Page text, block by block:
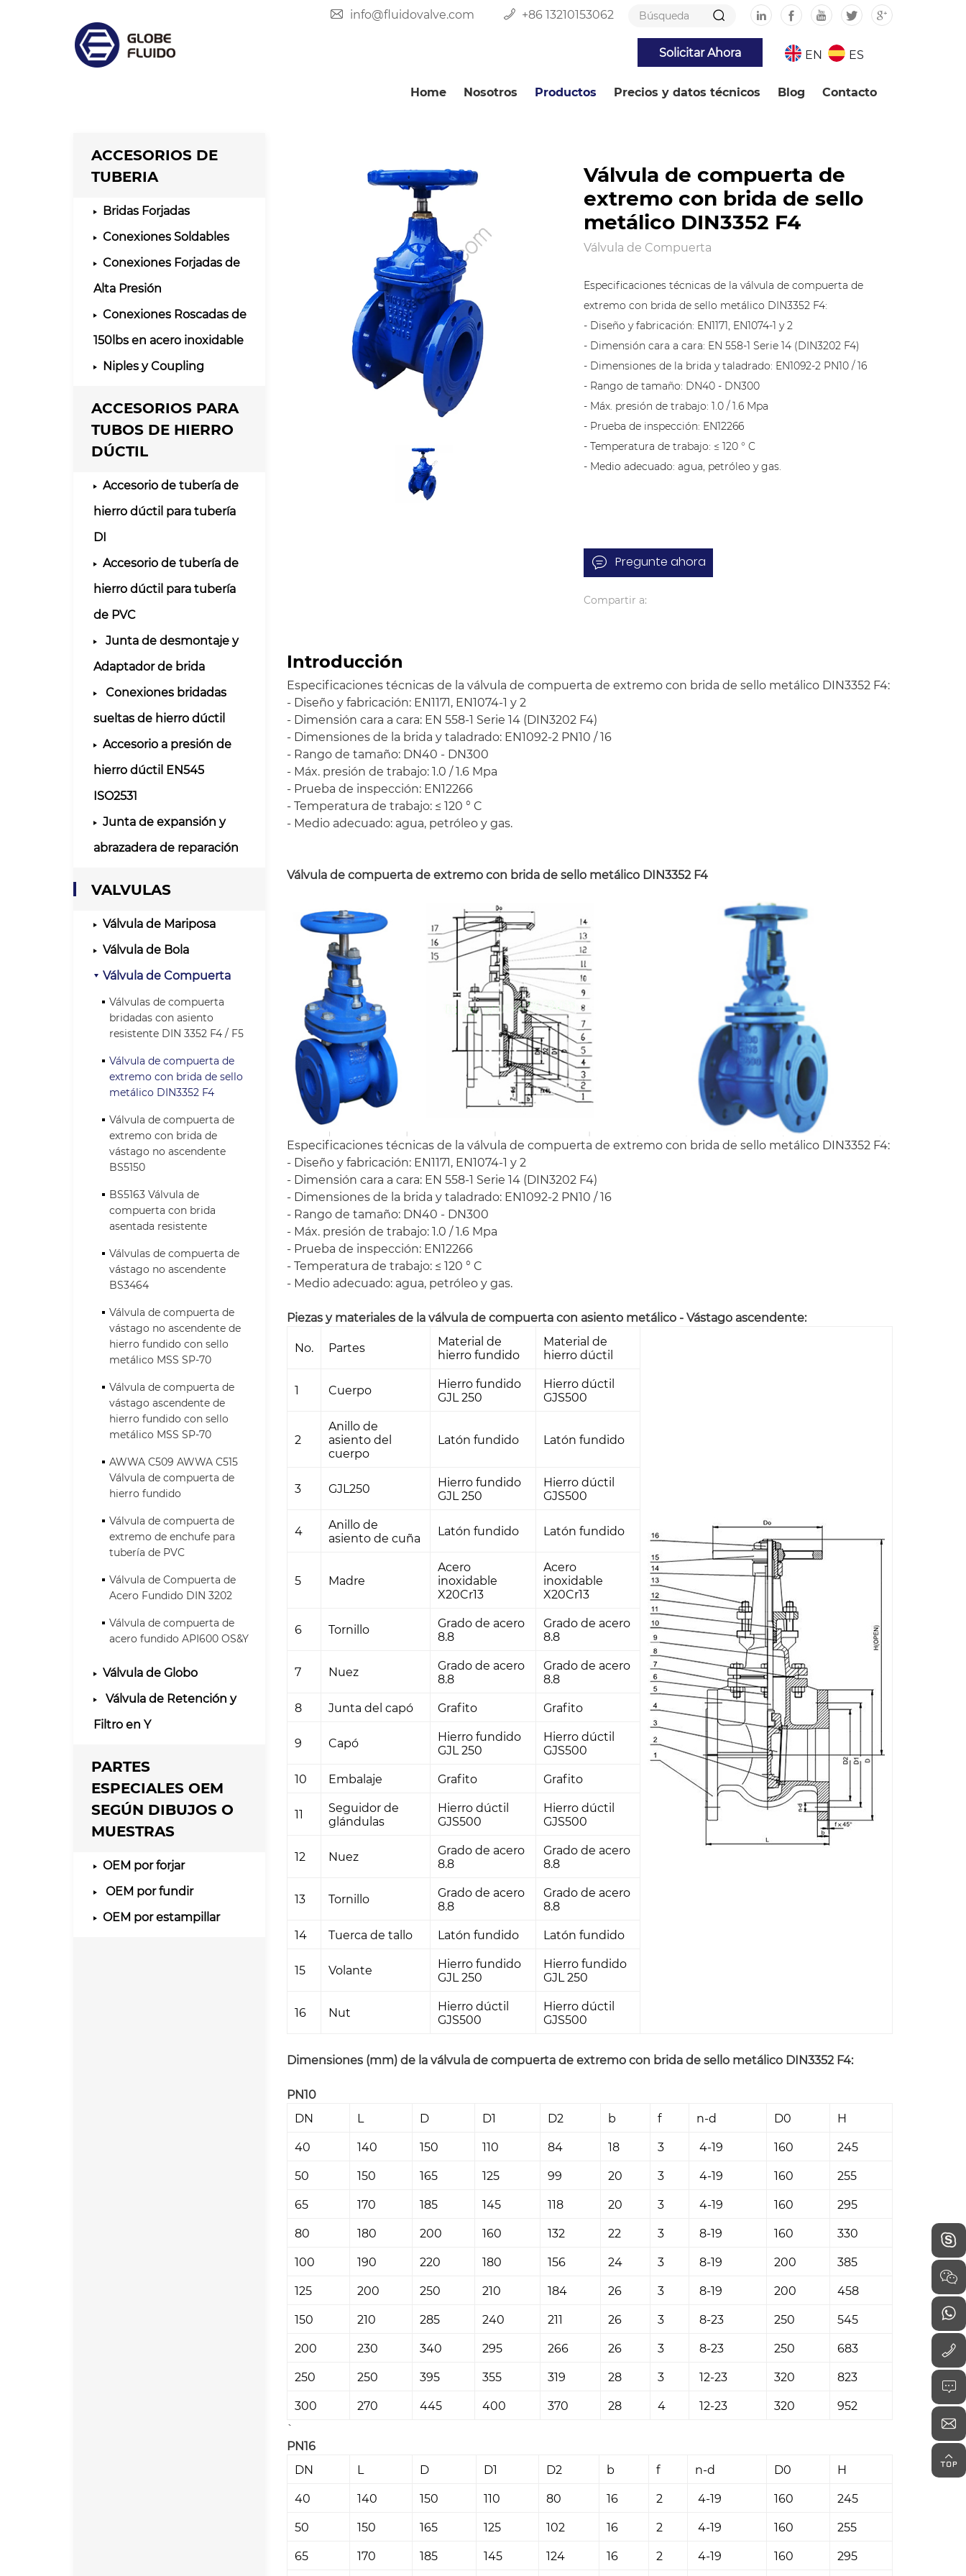
info@fluidovalve.com +86 13210153062
EN ES
Solicitar Ahora
Home Nosotros Productos Precios y datos técnicos Blog Contacto
ACCESORIOS DE
TUBERIA
Bridas Forjadas
Conexiones Soldables
Conexiones Forjadas de
Alta Presión
Conexiones Roscadas de
150lbs en acero inoxidable
Niples y Coupling
ACCESORIOS PARA
TUBOS DE HIERRO
DÚCTIL
Accesorio de tubería de
hierro dúctil para tubería
DI
Accesorio de tubería de
hierro dúctil para tubería
de PVC
Junta de desmontaje y
Adaptador de brida
Conexiones bridadas
sueltas de hierro dúctil
Accesorio a presión de
hierro dúctil EN545
ISO2531
Junta de expansión y
abrazadera de reparación
VALVULAS
Válvula de Mariposa
Válvula de Bola
Válvula de Compuerta
Válvulas de compuerta
bridadas con asiento
resistente DIN 3352 F4 / F5
Válvula de compuerta de
extremo con brida de sello
metálico DIN3352 F4
Válvula de compuerta de
extremo con brida de
vástago no ascendente
BS5150
BS5163 Válvula de
compuerta con brida
asentada resistente
Válvulas de compuerta de
vástago no ascendente
BS3464
Válvula de compuerta de
vástago no ascendente de
hierro fundido con sello
metálico MSS SP-70
Válvula de compuerta de
vástago ascendente de
hierro fundido con sello
metálico MSS SP-70
AWWA C509 AWWA C515
Válvula de compuerta de
hierro fundido
Válvula de compuerta de
extremo de enchufe para
tubería de PVC
Válvula de Compuerta de
Acero Fundido DIN 3202
Válvula de compuerta de
acero fundido API600 OS&Y
Válvula de Globo
Válvula de Retención y
Filtro en Y
PARTES
ESPECIALES OEM
SEGÚN DIBUJOS O
MUESTRAS
OEM por forjar
OEM por fundir
OEM por estampillar
Válvula de compuerta de
extremo con brida de sello
metálico DIN3352 F4
Válvula de Compuerta
Especificaciones técnicas de la válvula de compuerta de
extremo con brida de sello metálico DIN3352 F4:
- Diseño y fabricación: EN1171, EN1074-1 y 2
- Dimensión cara a cara: EN 558-1 Serie 14 (DIN3202 F4)
- Dimensiones de la brida y taladrado: EN1092-2 PN10 / 16
- Rango de tamaño: DN40 - DN300
- Máx. presión de trabajo: 1.0 / 1.6 Mpa
- Prueba de inspección: EN12266
- Temperatura de trabajo: ≤ 120 ° C
- Medio adecuado: agua, petróleo y gas.
Pregunte ahora
Compartir a:
Introducción
Especificaciones técnicas de la válvula de compuerta de extremo con brida de sello metálico DIN3352 F4:
- Diseño y fabricación: EN1171, EN1074-1 y 2
- Dimensión cara a cara: EN 558-1 Serie 14 (DIN3202 F4)
- Dimensiones de la brida y taladrado: EN1092-2 PN10 / 16
- Rango de tamaño: DN40 - DN300
- Máx. presión de trabajo: 1.0 / 1.6 Mpa
- Prueba de inspección: EN12266
- Temperatura de trabajo: ≤ 120 ° C
- Medio adecuado: agua, petróleo y gas.
Válvula de compuerta de extremo con brida de sello metálico DIN3352 F4
Especificaciones técnicas de la válvula de compuerta de extremo con brida de sello metálico DIN3352 F4:
- Diseño y fabricación: EN1171, EN1074-1 y 2
- Dimensión cara a cara: EN 558-1 Serie 14 (DIN3202 F4)
- Dimensiones de la brida y taladrado: EN1092-2 PN10 / 16
- Rango de tamaño: DN40 - DN300
- Máx. presión de trabajo: 1.0 / 1.6 Mpa
- Prueba de inspección: EN12266
- Temperatura de trabajo: ≤ 120 ° C
- Medio adecuado: agua, petróleo y gas.
Piezas y materiales de la válvula de compuerta con asiento metálico - Vástago ascendente:
No.
Partes
Material de
hierro fundido
Material de
hierro dúctil
1 Cuerpo
Hierro fundido
GJL 250
Hierro dúctil
GJS500
2
Anillo de
asiento del
cuerpo
Latón fundido Latón fundido
3 GJL250
Hierro fundido
GJL 250
Hierro dúctil
GJS500
4
Anillo de
asiento de cuña
Latón fundido Latón fundido
5 Madre
Acero
inoxidable
X20Cr13
Acero
inoxidable
X20Cr13
6 Tornillo
Grado de acero
8.8
Grado de acero
8.8
7 Nuez
Grado de acero
8.8
Grado de acero
8.8
8
Junta del capó Grafito Grafito
9 Capó
Hierro fundido
GJL 250
Hierro dúctil
GJS500
10
Embalaje Grafito Grafito
11
Seguidor de
glándulas
Hierro dúctil
GJS500
Hierro dúctil
GJS500
12 Nuez
Grado de acero
8.8
Grado de acero
8.8
13 Tornillo
Grado de acero
8.8
Grado de acero
8.8
14
Tuerca de tallo Latón fundido Latón fundido
15 Volante
Hierro fundido
GJL 250
Hierro fundido
GJL 250
16 Nut
Hierro dúctil
GJS500
Hierro dúctil
GJS500
Dimensiones (mm) de la válvula de compuerta de extremo con brida de sello metálico DIN3352 F4:
PN10
DN
L D D1 D2 b f n-d D0
H
40
140 150 110 84 18 3 4-19 160
245
50
150 165 125 99 20 3 4-19 160
255
65
170 185 145 118 20 3 4-19 160
295
80
180 200 160 132 22 3 8-19 160
330
100
190 220 180 156 24 3 8-19 200
385
125
200 250 210 184 26 3 8-19 200
458
150
210 285 240 211 26 3 8-23 250
545
200
230 340 295 266 26 3 8-23 250
683
250
250 395 355 319 28 3 12-23 320
823
300
270 445 400 370 28 4 12-23 320 952
PN16
DN
L D D1 D2 b f n-d D0
H
40
140 150 110 80 16 2 4-19 160
245
50
150 165 125 102 16 2 4-19 160
255
65
170 185 145 124 16 2 4-19 160 295